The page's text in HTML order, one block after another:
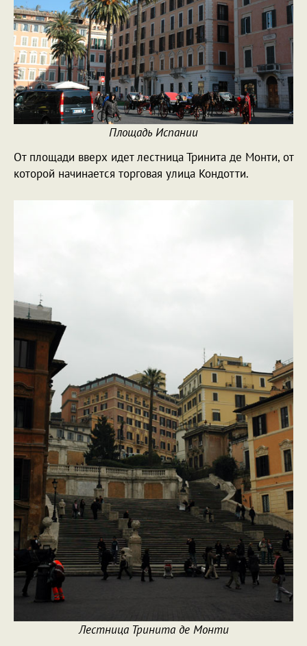
Площадь Испании
От площади вверх идет лестница Тринита де Монти, от
которой начинается торговая улица Кондотти.
Лестница Тринита де Монти